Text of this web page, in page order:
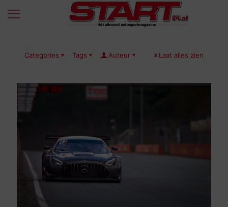
Categories Tags Auteur Laat alles zien